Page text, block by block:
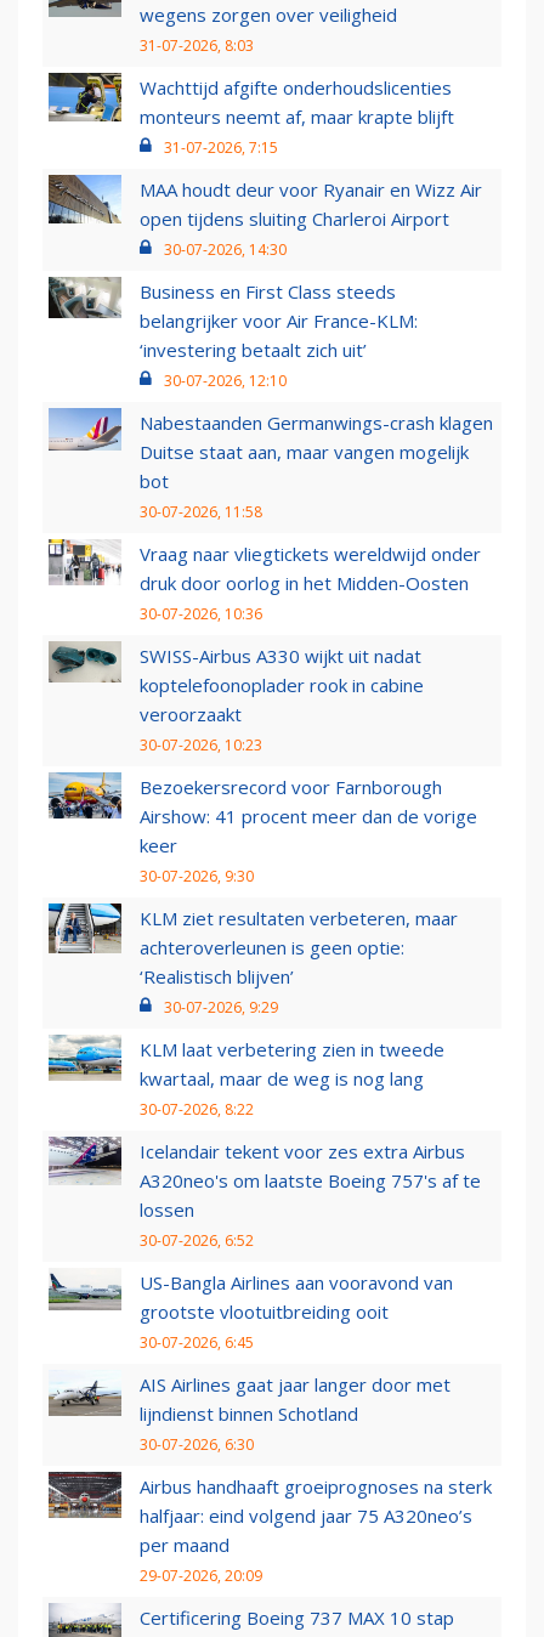
wegens zorgen over veiligheid
31-07-2026, 8:03
Wachttijd afgifte onderhoudslicenties
monteurs neemt af, maar krapte blijft
31-07-2026, 7:15
MAA houdt deur voor Ryanair en Wizz Air
open tijdens sluiting Charleroi Airport
30-07-2026, 14:30
Business en First Class steeds
belangrijker voor Air France-KLM:
‘investering betaalt zich uit’
30-07-2026, 12:10
Nabestaanden Germanwings-crash klagen
Duitse staat aan, maar vangen mogelijk
bot
30-07-2026, 11:58
Vraag naar vliegtickets wereldwijd onder
druk door oorlog in het Midden-Oosten
30-07-2026, 10:36
SWISS-Airbus A330 wijkt uit nadat
koptelefoonoplader rook in cabine
veroorzaakt
30-07-2026, 10:23
Bezoekersrecord voor Farnborough
Airshow: 41 procent meer dan de vorige
keer
30-07-2026, 9:30
KLM ziet resultaten verbeteren, maar
achteroverleunen is geen optie:
‘Realistisch blijven’
30-07-2026, 9:29
KLM laat verbetering zien in tweede
kwartaal, maar de weg is nog lang
30-07-2026, 8:22
Icelandair tekent voor zes extra Airbus
A320neo's om laatste Boeing 757's af te
lossen
30-07-2026, 6:52
US-Bangla Airlines aan vooravond van
grootste vlootuitbreiding ooit
30-07-2026, 6:45
AIS Airlines gaat jaar langer door met
lijndienst binnen Schotland
30-07-2026, 6:30
Airbus handhaaft groeiprognoses na sterk
halfjaar: eind volgend jaar 75 A320neo’s
per maand
29-07-2026, 20:09
Certificering Boeing 737 MAX 10 stap